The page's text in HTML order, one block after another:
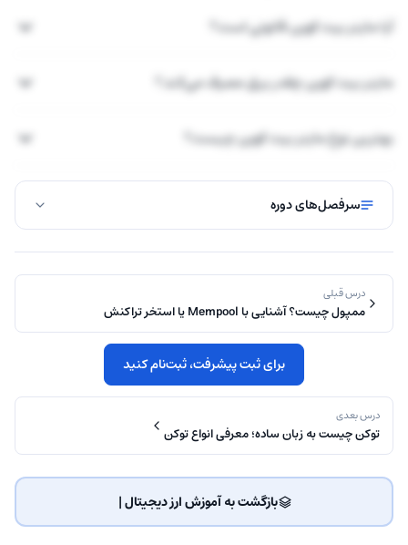
آیا ماینر بیت کوین قانونی است؟
ماینر بیت کوین چقدر برق مصرف می‌کند؟
بهترین نوع ماینر بیت کوین چیست؟
سرفصل‌های دوره
درس قبلی
ممپول چیست؟ آشنایی با Mempool یا استخر تراکنش
برای ثبت پیشرفت، ثبت‌نام کنید
درس بعدی
توکن چیست به زبان ساده؛ معرفی انواع توکن
بازگشت به آموزش ارز دیجیتال | ‌